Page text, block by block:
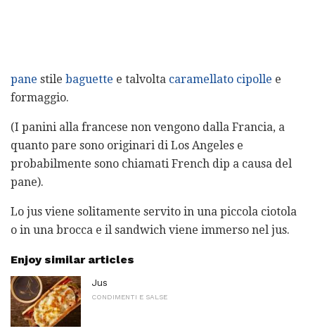
pane stile baguette e talvolta caramellato cipolle e
formaggio.
(I panini alla francese non vengono dalla Francia, a
quanto pare sono originari di Los Angeles e
probabilmente sono chiamati French dip a causa del
pane).
Lo jus viene solitamente servito in una piccola ciotola
o in una brocca e il sandwich viene immerso nel jus.
Enjoy similar articles
Jus
CONDIMENTI E SALSE